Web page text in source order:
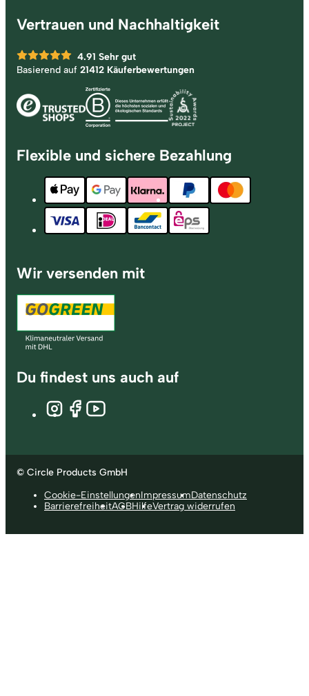
Vertrauen und Nachhaltigkeit
4.91 Sehr gut
Basierend auf 21412 Käuferbewertungen
Flexible und sichere Bezahlung
Wir versenden mit
Du findest uns auch auf
© Circle Products GmbH
Cookie-EinstellungenImpressumDatenschutz
BarrierefreiheitAGBHilfeVertrag widerrufen